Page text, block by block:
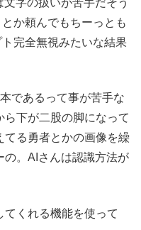
字の扱いが苦手だそう
か頼んでもちーっとも
完全無視みたいな結果
であるって事が苦手な
下が二股の脚になって
てる勇者とかの画像を繰
の。AIさんは認識方法が
くれる機能を使って